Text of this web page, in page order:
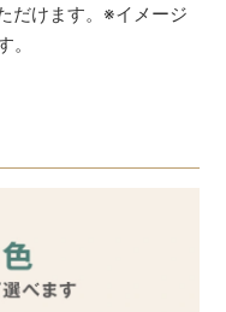
だけます。※イメージ